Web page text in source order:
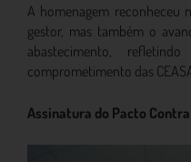
A homenagem reconheceu
gestor, mas também o
abastecimento,
comprometimento das
Assinatura do Pacto Contra